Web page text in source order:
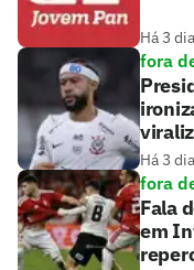
Há 3
fora
Há 3
fora
Fala
em